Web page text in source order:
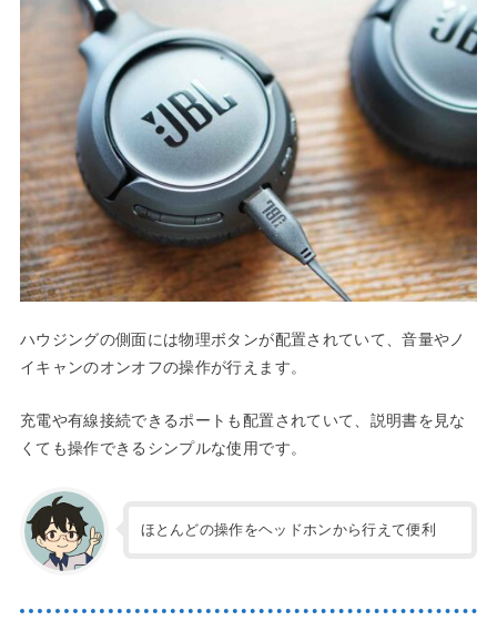
ハウジングの側面には物理ボタンが配置されていて、音量やノ
イキャンのオンオフの操作が行えます。
充電や有線接続できるポートも配置されていて、説明書を見な
くても操作できるシンプルな使用です。
ほとんどの操作をヘッドホンから行えて便利